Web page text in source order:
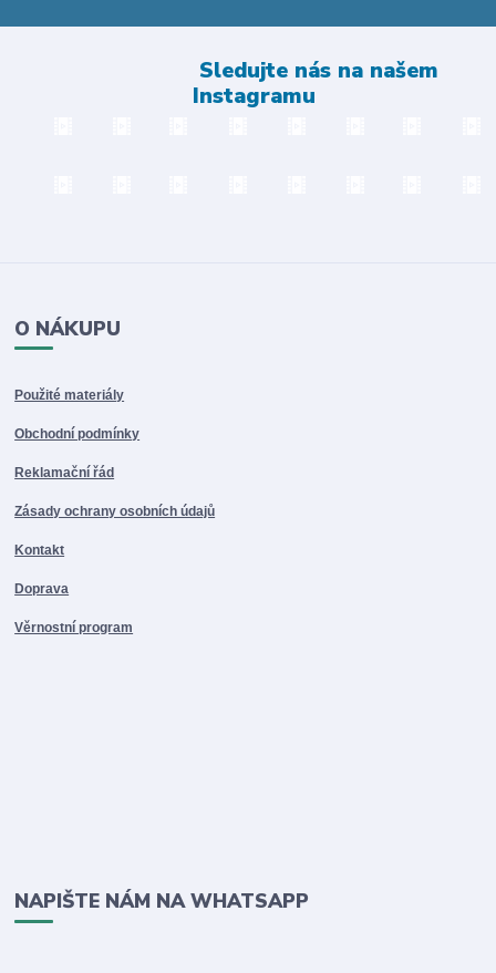
Sledujte nás na našem
Instagramu
O NÁKUPU
Použité materiály
Obchodní podmínky
Reklamační řád
Zásady ochrany osobních údajů
Kontakt
Doprava
Věrnostní program
NAPIŠTE NÁM NA WHATSAPP